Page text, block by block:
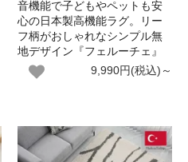
音機能で子どもやペットも安
心の日本製高機能ラグ。リー
フ柄がおしゃれなシンプル無
地デザイン『フェルーチェ』
9,990円(税込)～